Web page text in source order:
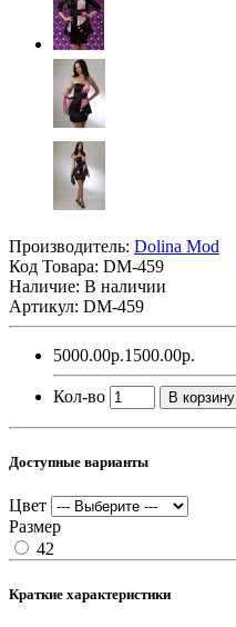
Производитель: Dolina Mod
Код Товара: DM-459
Наличие: В наличии
Артикул: DM-459
5000.00р.1500.00р.
Кол-во В корзину
Доступные варианты
Цвет
Размер
42
Краткие характеристики